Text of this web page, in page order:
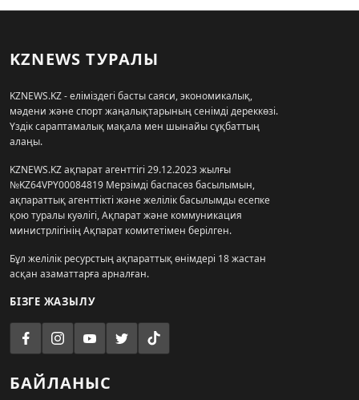
KZNEWS ТУРАЛЫ
KZNEWS.KZ - еліміздегі басты саяси, экономикалық,
мәдени және спорт жаңалықтарының сенімді дереккөзі.
Үздік сараптамалық мақала мен шынайы сұқбаттың
алаңы.
KZNEWS.KZ ақпарат агенттігі 29.12.2023 жылғы
№KZ64VPY00084819 Мерзімді баспасөз басылымын,
ақпараттық агенттікті және желілік басылымды есепке
қою туралы куәлігі, Ақпарат және коммуникация
министрлігінің Ақпарат комитетімен берілген.
Бұл желілік ресурстың ақпараттық өнімдері 18 жастан
асқан азаматтарға арналған.
БІЗГЕ ЖАЗЫЛУ
БАЙЛАНЫС